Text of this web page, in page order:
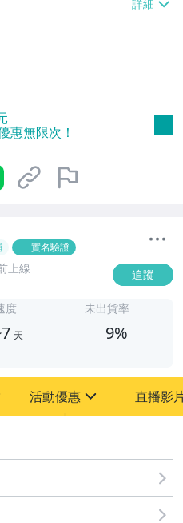
爾富取貨付款【單件
費滿$1298免運
件運費$120、滿5件
惠無限次！
實名驗證
上線 追蹤
度
天
未出貨率
9%
活動優惠 直播影